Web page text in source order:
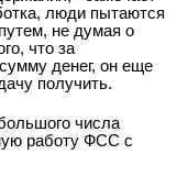
люди пытаются
не думая о
что за
денег, он еще
получить.
числа
работу ФСС с